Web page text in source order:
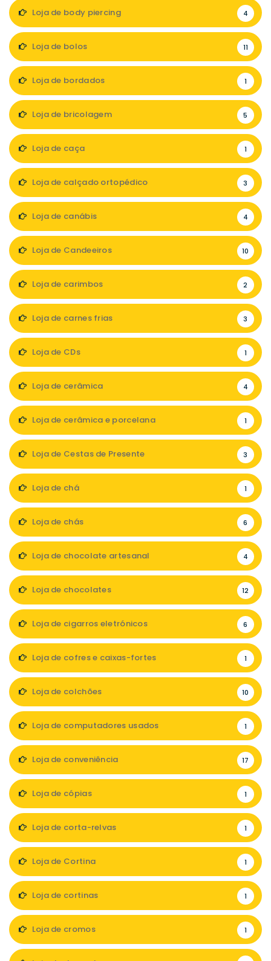
Loja de body piercing 4
Loja de bolos 11
Loja de bordados 1
Loja de bricolagem 5
Loja de caça 1
Loja de calçado ortopédico 3
Loja de canábis 4
Loja de Candeeiros 10
Loja de carimbos 2
Loja de carnes frias 3
Loja de CDs 1
Loja de cerâmica 4
Loja de cerâmica e porcelana 1
Loja de Cestas de Presente 3
Loja de chá 1
Loja de chás 6
Loja de chocolate artesanal 4
Loja de chocolates 12
Loja de cigarros eletrónicos 6
Loja de cofres e caixas-fortes 1
Loja de colchões 10
Loja de computadores usados 1
Loja de conveniência 17
Loja de cópias 1
Loja de corta-relvas 1
Loja de Cortina 1
Loja de cortinas 1
Loja de cromos 1